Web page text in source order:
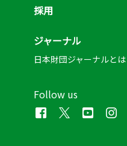
Follow us
採用
ジャーナル
日本財団ジャーナルとは